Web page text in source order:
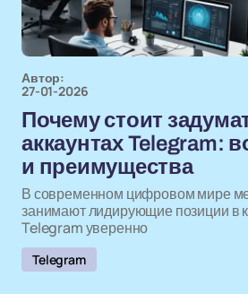
Автор:
27-01-2026
Почему стоит
аккаунтах Telegram:
и преимущества
В современном цифровом мире
занимают лидирующие позиции в
Telegram уверенно
Telegram